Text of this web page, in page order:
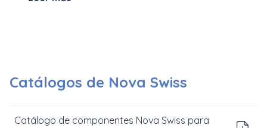
Catálogos de Nova Swiss
Catálogo de componentes Nova Swiss para